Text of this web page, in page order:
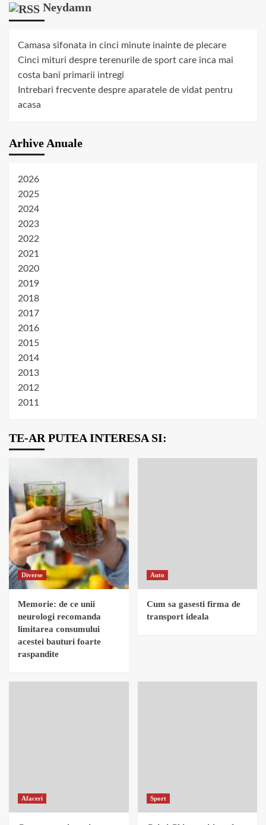
Neydamn
Camasa sifonata in cinci minute inainte de plecare
Cinci mituri despre terenurile de sport care inca mai
costa bani primarii intregi
Intrebari frecvente despre aparatele de vidat pentru
acasa
Arhive Anuale
2026
2025
2024
2023
2022
2021
2020
2019
2018
2017
2016
2015
2014
2013
2012
2011
TE-AR PUTEA INTERESA SI:
Diverse
Memorie: de ce unii
neurologi recomanda
limitarea consumului
acestei bauturi foarte
raspandite
Auto
Cum sa gasesti firma de
transport ideala
Afaceri Sport